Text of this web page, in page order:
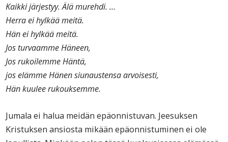
Kaikki järjestyy. Älä murehdi. …
Herra ei hylkää meitä.
Hän ei hylkää meitä.
Jos turvaamme Häneen,
Jos rukoilemme Häntä,
jos elämme Hänen siunaustensa arvoisesti,
Hän kuulee rukouksemme.
Jumala ei halua meidän epäonnistuvan. Jeesuksen
Kristuksen ansiosta mikään epäonnistuminen ei ole